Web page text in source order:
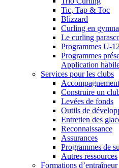
Tic, Tap & Toc
Blizzard
Curling en
Le curling
Programmes U-
Programmes
Application
Services pour les clubs
Construire un
Levées de fonds
Outils de
Entretien des
Reconnaissance
Assurances
Programmes de
Autres ressources
Formations d’entraîneur